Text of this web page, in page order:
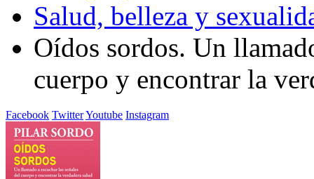
Salud, belleza y
Oídos sordos. Un
cuerpo y encontrar la
Facebook TwitterYoutube Instagram